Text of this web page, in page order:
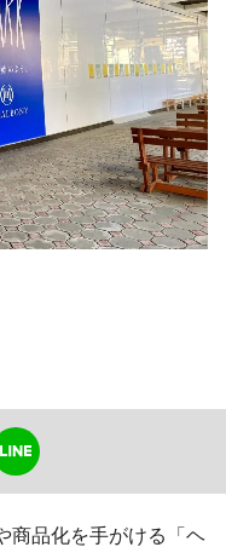
商品化を手がける「ヘ